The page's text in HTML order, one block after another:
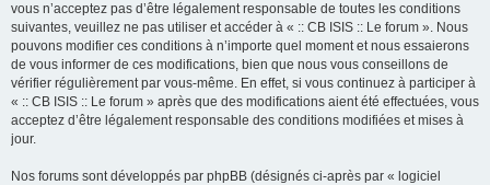
vous n’acceptez pas d’être légalement responsable de toutes les conditions
suivantes, veuillez ne pas utiliser et accéder à « :: CB ISIS :: Le forum ». Nous
pouvons modifier ces conditions à n’importe quel moment et nous essaierons
de vous informer de ces modifications, bien que nous vous conseillons de
vérifier régulièrement par vous-même. En effet, si vous continuez à participer à
« :: CB ISIS :: Le forum » après que des modifications aient été effectuées, vous
acceptez d’être légalement responsable des conditions modifiées et mises à
jour.
Nos forums sont développés par phpBB (désignés ci-après par « logiciel